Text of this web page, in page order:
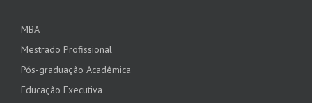
MBA
Mestrado Profissional
Pós-graduação Acadêmica
Educação Executiva